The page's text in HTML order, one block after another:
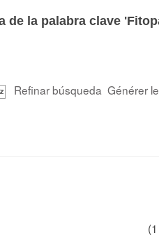
de la palabra clave
Refinar búsqueda Générer